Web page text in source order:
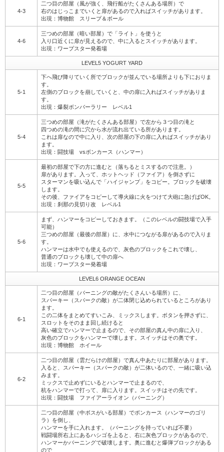
4-3
二つ目の部屋（風が強く、飛行船がたくさんある場所）で
右のはじっこまでいくと扉があるので入ればスイッチがあります。
出現：博物館 スリープ＆ボール
4-6
三つめの部屋（暗い部屋）で「ライト」を使うと
入り口近くに扉が見えるので、中に入るとスイッチがあります。
出現：ワープスター発着場
LEVEL5 YOGURT YARD
5-1
下へ飛び降りていく所でブロックが並んでいる場所よりも下におりま
す。
左側のブロックを崩していくと、中の扉に入ればスイッチがありま
す。
出現：爆裂ボンバーラリー レベル1
5-4
三つめの部屋（滝がたくさんある部屋）で左から３つ目の滝と
四つめの滝の間に穴から水が流れ出ている所があります。
これは扉なので中に入り、次の部屋の下の扉に入ればスイッチがあり
ます。
出現：闘技場 vsボンカース（ハンマー）
5-5
最初の部屋で下の方に進むと（落ちるとミスするので注意。）
扉があります。入って、ホットヘッド（ファイア）を倒さずに
スターマンを吸い込んで「ハイジャンプ」をコピー。ブロックを破壊
します。
その後、ファイアをコピーして導火線に火をつけて大砲に急げばOK。
出現：刹那の見切り改 レベル1
5-6
まず、ハンマーをコピーしておきます。（このレベルの闘技場で入手
可能）
三つめの部屋（最後の部屋）に、水中につながる扉があるので入りま
す。
ハンマーは水中でも使えるので、灰色のブロックをこれで壊し、
普通のブロックも壊して中の扉へ
出現：ワープスター発着場
LEVEL6 ORANGE OCEAN
6-1
二つ目の部屋（バーニングの敵がたくさんいる場所）に、
スパーキー（スパークの敵）が二体閉じ込められているところがあり
ます。
この二体をまとめてすいこみ、ミックスします。ボタンを押さずに、
スロットをそのまま回し続けると
高い確立でハンマーで止まるので、その部屋の真ん中の扉に入り、
灰色のブロックをハンマーで壊します。スイッチはその奥です。
出現：博物館 ホイール
6-2
二つ目の部屋（雲だらけの部屋）で真ん中あたりに部屋があります。
入ると、スパーキー（スパークの敵）が二体いるので、一緒に吸い込
みます。
ミックスで止めずにいるとハンマーで止まるので、
杭をハンマーで打って、扉に入ります。スイッチはその先です。
出現：闘技場 ファイアーライオン（バーニング）
二つ目の部屋（中ボスがいる部屋）でボンカース（ハンマーのゴリ
ラ）を倒し、
ハンマーを手に入れます。（バーニングを持っていれば不要）
戦闘場所右上にあるハシゴを上ると、右に灰色ブロックがあるので、
ハンマーかバーニングで破壊します。奥に進むと爆弾ブロックがある
ので